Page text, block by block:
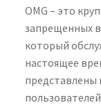
OMG – это
запрещенных
который
настоящее